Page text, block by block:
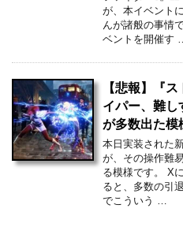
が、本イベント
んが諸般の事情
ベントを開催す
【悲報】『
イパー、難し
が多数出た模
本日実装された
が、その操作難
る模様です。 X
ると、多数の引
でこういう …